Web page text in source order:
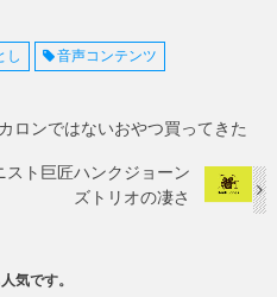
し 音声コンテンツ
ロンではないおやつ買ってきた
スト巨匠ハンクジョーン
ズトリオの凄さ
気です。